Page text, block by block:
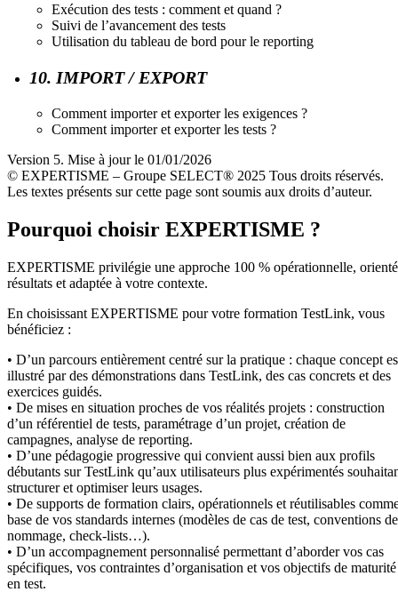
Exécution des tests : comment et quand ?
Suivi de l’avancement des tests
Utilisation du tableau de bord pour le reporting
10. IMPORT / EXPORT
Comment importer et exporter les exigences ?
Comment importer et exporter les tests ?
Version 5. Mise à jour le 01/01/2026
© EXPERTISME – Groupe SELECT® 2025 Tous droits réservés.
Les textes présents sur cette page sont soumis aux droits d’auteur.
Pourquoi choisir EXPERTISME ?
EXPERTISME privilégie une approche 100 % opérationnelle,
résultats et adaptée à votre contexte.
En choisissant EXPERTISME pour votre formation TestLink, vous
bénéficiez :
• D’un parcours entièrement centré sur la pratique : chaque concept
illustré par des démonstrations dans TestLink, des cas concrets et des
exercices guidés.
• De mises en situation proches de vos réalités projets : construction
d’un référentiel de tests, paramétrage d’un projet, création de
campagnes, analyse de reporting.
• D’une pédagogie progressive qui convient aussi bien aux profils
débutants sur TestLink qu’aux utilisateurs plus expérimentés
structurer et optimiser leurs usages.
• De supports de formation clairs, opérationnels et réutilisables
base de vos standards internes (modèles de cas de test, conventions de
nommage, check-lists…).
• D’un accompagnement personnalisé permettant d’aborder vos cas
spécifiques, vos contraintes d’organisation et vos objectifs de maturité
en test.